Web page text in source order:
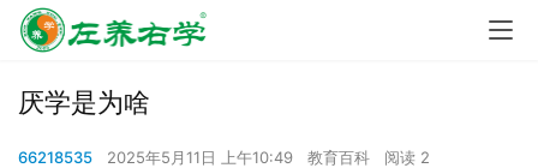
厌学是为啥
66218535 2025年5月11日 上午10:49 教育百科 阅读 2